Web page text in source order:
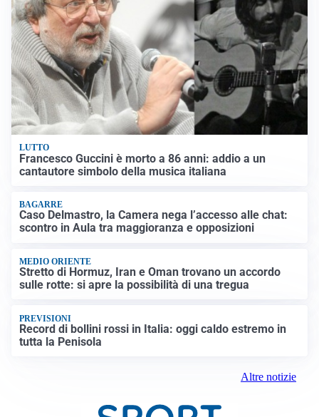
LUTTO
Francesco Guccini è morto a 86 anni: addio a un
cantautore simbolo della musica italiana
BAGARRE
Caso Delmastro, la Camera nega l’accesso alle chat:
scontro in Aula tra maggioranza e opposizioni
MEDIO ORIENTE
Stretto di Hormuz, Iran e Oman trovano un accordo
sulle rotte: si apre la possibilità di una tregua
PREVISIONI
Record di bollini rossi in Italia: oggi caldo estremo in
tutta la Penisola
Altre notizie